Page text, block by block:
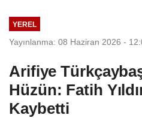
YEREL
Yayınlanma: 08 Haziran 2026 -
Arifiye
Hüzün: Fatih
Kaybetti